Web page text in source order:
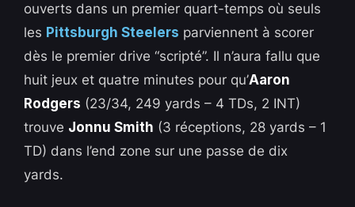
ouverts dans un premier quart-temps où seuls
les Pittsburgh Steelers parviennent à scorer
dès le premier drive “scripté”. Il n’aura fallu que
huit jeux et quatre minutes pour qu’Aaron
Rodgers (23/34, 249 yards – 4 TDs, 2 INT)
trouve Jonnu Smith (3 réceptions, 28 yards – 1
TD) dans l’end zone sur une passe de dix
yards.